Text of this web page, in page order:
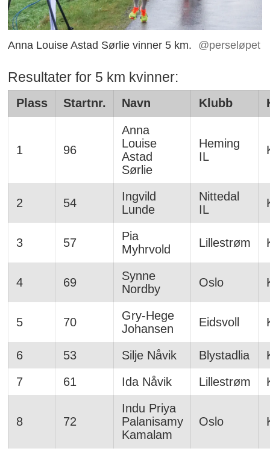
Anna Louise Astad Sørlie vinner 5 km. @perseløpet
Resultater for 5 km kvinner:
Plass Startnr. Navn Klubb
1 96
Anna
Louise
Astad
Sørlie
Heming
IL
2 54
Ingvild
Lunde
Nittedal
IL
3 57
Pia
Myhrvold
Lillestrøm
4 69
Synne
Nordby
Oslo
5 70
Gry-Hege
Johansen
Eidsvoll
6 53 Silje Nåvik Blystadlia
7
61 Ida Nåvik Lillestrøm
8 72
Indu Priya
Palanisamy
Kamalam
Oslo